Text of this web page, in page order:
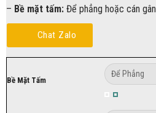
– Bề mặt tấm: Để phẳng hoặc cán gân
Chat Zalo
Bề Mặt Tấm